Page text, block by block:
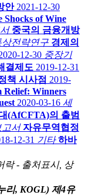
안 2021-12-30
Shocks of Wine
중국의 금융개방
상전략연구 경제의
12-30 중장기
결제도 2019-12-31
책 시사점 2019-
Winners
2020-03-16 세
(AfCFTA)의 출범
고서 자유무역협정
12-31 기타 하바
리, KOGL) 제4유